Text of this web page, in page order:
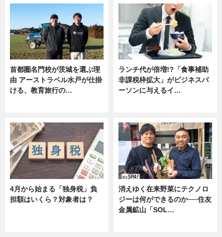
首都圏名門校が茨城を選ぶ理
由 アーストラベル水戸が仕掛
ける、教育旅行の…
ランチ代が倍増!?「食事補助
非課税枠拡大」がビジネスパ
ーソンに与えるイ…
4月から始まる「独身税」負
担額はいくら？対象者は？
消えゆく在来野菜にテクノロ
ジーは何ができるのか──住友
金属鉱山「SOL…